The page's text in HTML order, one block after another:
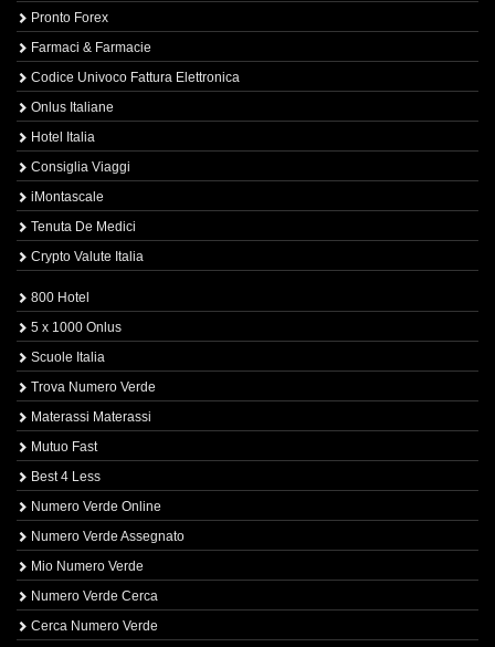
Pronto Forex
Farmaci & Farmacie
Codice Univoco Fattura Elettronica
Onlus Italiane
Hotel Italia
Consiglia Viaggi
iMontascale
Tenuta De Medici
Crypto Valute Italia
800 Hotel
5 x 1000 Onlus
Scuole Italia
Trova Numero Verde
Materassi Materassi
Mutuo Fast
Best 4 Less
Numero Verde Online
Numero Verde Assegnato
Mio Numero Verde
Numero Verde Cerca
Cerca Numero Verde